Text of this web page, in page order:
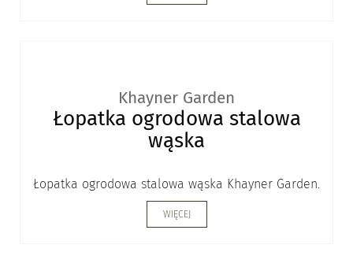
Khayner Garden
Łopatka ogrodowa stalowa
wąska
Łopatka ogrodowa stalowa wąska Khayner Garden.
WIĘCEJ